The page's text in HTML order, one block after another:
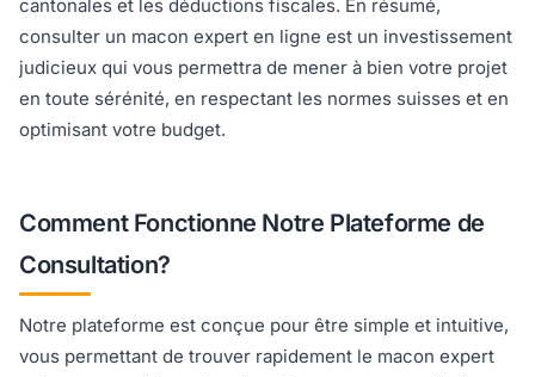
cantonales et les déductions fiscales. En résumé,
consulter un macon expert en ligne est un investissement
judicieux qui vous permettra de mener à bien votre projet
en toute sérénité, en respectant les normes suisses et en
optimisant votre budget.
Comment Fonctionne Notre Plateforme de
Consultation?
Notre plateforme est conçue pour être simple et intuitive,
vous permettant de trouver rapidement le macon expert